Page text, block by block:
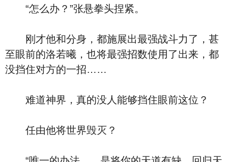
“怎么办？”张悬拳头捏紧。
刚才他和分身，都施展出最强战斗力了，甚
至眼前的洛若曦，也将最强招数使用了出来，都
没挡住对方的一招……
难道神界，真的没人能够挡住眼前这位？
任由他将世界毁灭？